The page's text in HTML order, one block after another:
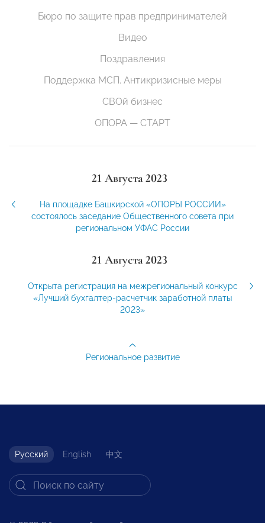
Бюро по защите прав предпринимателей
Видео
Поздравления
Поддержка МСП. Антикризисные меры
СВОй бизнес
ОПОРА — СТАРТ
21 Августа 2023
На площадке Башкирской «ОПОРЫ РОССИИ»
состоялось заседание Общественного совета при
региональном УФАС России
21 Августа 2023
Открыта регистрация на межрегиональный конкурс
«Лучший бухгалтер-расчетчик заработной платы
2023»
Региональное развитие
Русский English 中文